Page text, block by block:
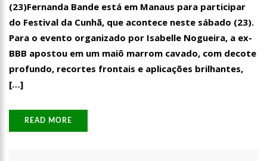
(23)Fernanda Bande está em Manaus para participar
do Festival da Cunhã, que acontece neste sábado (23).
Para o evento organizado por Isabelle Nogueira, a ex-
BBB apostou em um maiô marrom cavado, com decote
profundo, recortes frontais e aplicações brilhantes,
[…]
READ MORE